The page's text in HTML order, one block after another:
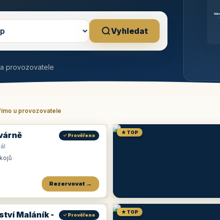
Vyhledat
provozovatele
u provozovatele
✓ Prověřeno
Rezervovat →
★ TOP
Maláník - ✓ Prověřeno
★ TOP